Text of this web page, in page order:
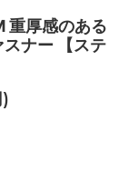
重厚感のある
ナー 【ステ